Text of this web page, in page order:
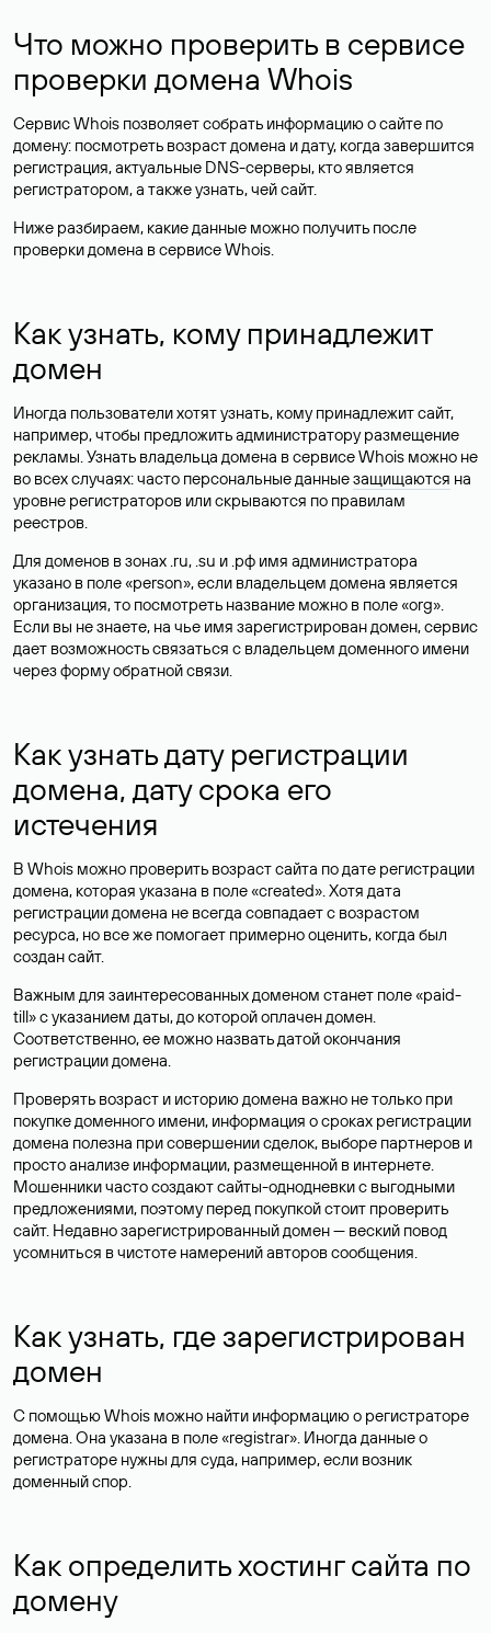
Что можно проверить в сервисе
проверки домена Whois
Сервис Whois позволяет собрать информацию о сайте по
домену: посмотреть возраст домена и дату, когда завершится
регистрация, актуальные DNS-серверы, кто является
регистратором, а также узнать, чей сайт.
Ниже разбираем, какие данные можно получить после
проверки домена в сервисе Whois.
Как узнать, кому принадлежит
домен
Иногда пользователи хотят узнать, кому принадлежит сайт,
например, чтобы предложить администратору размещение
рекламы. Узнать владельца домена в сервисе Whois можно не
во всех случаях: часто персональные данныезащищаются на
уровне регистраторов или скрываются по правилам
реестров.
Для доменов в зонах .ru, .su и .рф имя администратора
указано в поле «person», если владельцем домена является
организация, то посмотреть название можно в поле «org».
Если вы не знаете, на чье имя зарегистрирован домен, сервис
дает возможность связаться с владельцем доменного имени
через форму обратной связи.
Как узнать дату регистрации
домена, дату срока его
истечения
В Whois можно проверить возраст сайта по дате регистрации
домена, которая указана в поле «created». Хотя дата
регистрации домена не всегда совпадает с возрастом
ресурса, но все же помогает примерно оценить, когда был
создан сайт.
Важным для заинтересованных доменом станет поле «paid-
till» с указанием даты, до которой оплачен домен.
Соответственно, ее можно назвать датой окончания
регистрации домена.
Проверять возраст и историю домена важно не только при
покупке доменного имени, информация о сроках регистрации
домена полезна при совершении сделок, выборе партнеров и
просто анализе информации, размещенной в интернете.
Мошенники часто создают сайты-однодневки с выгодными
предложениями, поэтому перед покупкой стоит проверить
сайт. Недавно зарегистрированный домен — веский повод
усомниться в чистоте намерений авторов сообщения.
Как узнать, где зарегистрирован
домен
С помощью Whois можно найти информацию о регистраторе
домена. Она указана в поле «registrar». Иногда данные о
регистраторе нужны для суда, например, если возник
доменный спор.
Как определить хостинг сайта по
домену